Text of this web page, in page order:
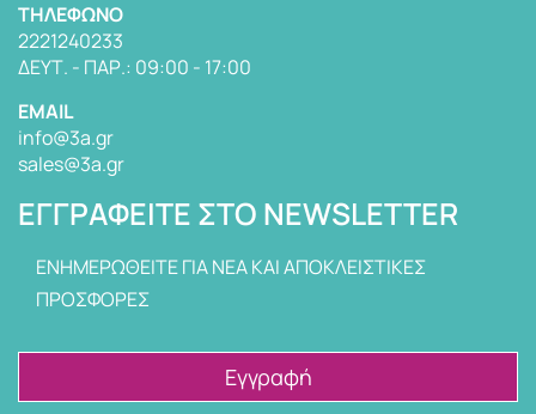
TΗΛΈΦΩΝΟ
2221240233
ΔΕΥΤ. - ΠΑΡ.: 09:00 - 17:00
EMAIL
info@3a.gr
sales@3a.gr
ΕΓΓΡΑΦΕΊΤΕ ΣΤΟ NEWSLETTER
ΕΝΗΜΕΡΩΘΕΙΤΕ ΓΙΑ ΝΕΑ ΚΑΙ ΑΠΟΚΛΕΙΣΤΙΚΕΣ
ΠΡΟΣΦΟΡΕΣ
Εγγραφή